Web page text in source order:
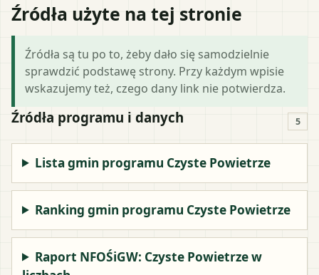
Źródła użyte na tej stronie
Źródła są tu po to, żeby dało się samodzielnie
sprawdzić podstawę strony. Przy każdym wpisie
wskazujemy też, czego dany link nie potwierdza.
Źródła programu i danych 5
Lista gmin programu Czyste Powietrze
Ranking gmin programu Czyste Powietrze
Raport NFOŚiGW: Czyste Powietrze w